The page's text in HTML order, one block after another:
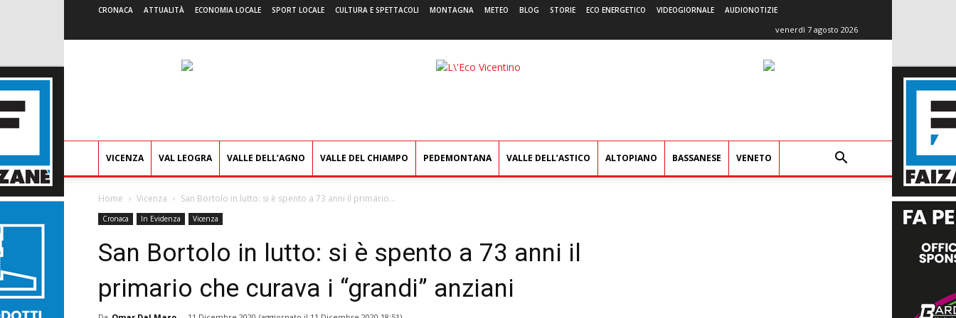
CRONACA ATTUALITÀ ECONOMIA LOCALE SPORT LOCALE CULTURA E SPETTACOLI MONTAGNA METEO BLOG STORIE ECO ENERGETICO VIDEOGIORNALE AUDIONOTIZIE
venerdì 7 agosto 2026
L'Eco
VICENZA VAL LEOGRA VALLE DELL’AGNO VALLE DEL CHIAMPO PEDEMONTANA VALLE DELL’ASTICO ALTOPIANO BASSANESE VENETO
Home Vicenza San Bortolo in lutto: si è spento a 73 anni il primario...
Cronaca In Evidenza Vicenza
San Bortolo in lutto: si è spento a 73 anni il
primario che curava i “grandi” anziani